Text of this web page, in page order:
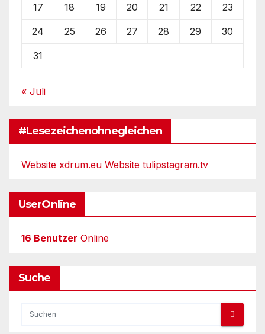
17 18 19 20 21 22 23
24 25 26 27 28 29 30
31
« Juli
#Lesezeichenohnegleichen
Website xdrum.eu Website tulipstagram.tv
UserOnline
16 Benutzer Online
Suche